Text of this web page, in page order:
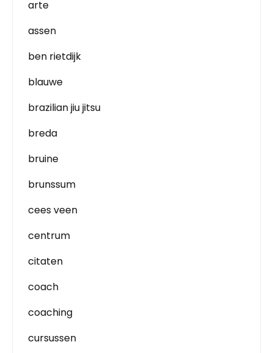
arte
assen
ben rietdijk
blauwe
brazilian jiu jitsu
breda
bruine
brunssum
cees veen
centrum
citaten
coach
coaching
cursussen